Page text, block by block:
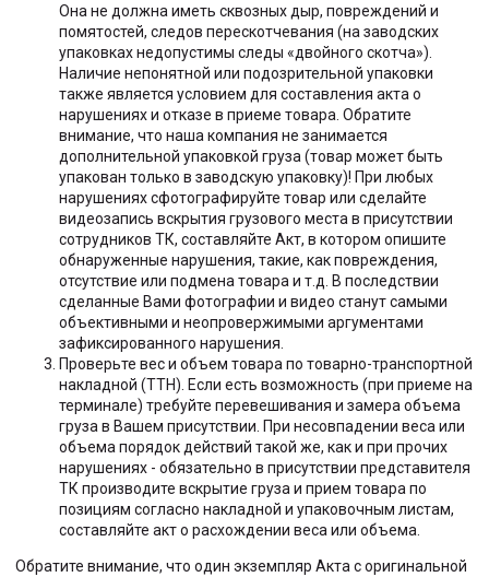
Она не должна иметь сквозных дыр, повреждений и
помятостей, следов перескотчевания (на заводских
упаковках недопустимы следы «двойного скотча»).
Наличие непонятной или подозрительной упаковки
также является условием для составления акта о
нарушениях и отказе в приеме товара. Обратите
внимание, что наша компания не занимается
дополнительной упаковкой груза (товар может быть
упакован только в заводскую упаковку)! При любых
нарушениях сфотографируйте товар или сделайте
видеозапись вскрытия грузового места в присутствии
сотрудников ТК, составляйте Акт, в котором опишите
обнаруженные нарушения, такие, как повреждения,
отсутствие или подмена товара и т.д. В последствии
сделанные Вами фотографии и видео станут самыми
объективными и неопровержимыми аргументами
зафиксированного нарушения.
Проверьте вес и объем товара по товарно-транспортной
накладной (ТТН). Если есть возможность (при приеме на
терминале) требуйте перевешивания и замера объема
груза в Вашем присутствии. При несовпадении веса или
объема порядок действий такой же, как и при прочих
нарушениях - обязательно в присутствии представителя
ТК производите вскрытие груза и прием товара по
позициям согласно накладной и упаковочным листам,
составляйте акт о расхождении веса или объема.
Обратите внимание, что один экземпляр Акта с оригинальной